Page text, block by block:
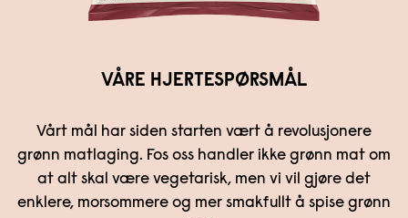
VÅRE HJERTESPØRSMÅL
Vårt mål har siden starten vært å revolusjonere
grønn matlaging. Fos oss handler ikke grønn mat om
at alt skal være vegetarisk, men vi vil gjøre det
enklere, morsommere og mer smakfullt å spise grønn